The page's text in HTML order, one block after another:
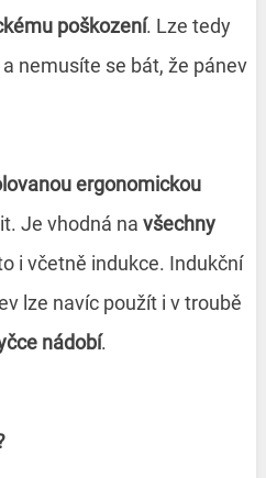
poškození. Lze tedy
nemusíte se bát, že pánev
ergonomickou
Je vhodná na všechny
i včetně indukce. Indukční
lze navíc použít i v troubě
nádobí.